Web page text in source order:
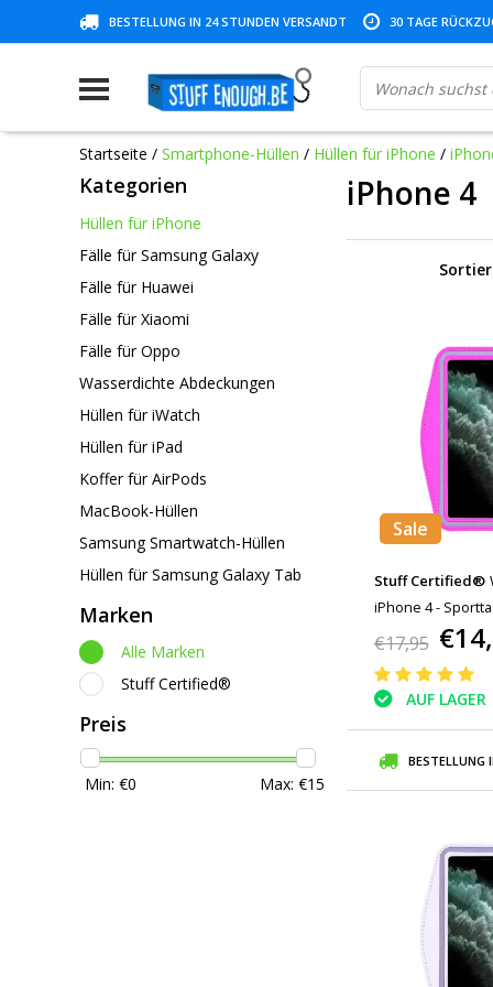
BESTELLUNG IN 24 STUNDEN VERSANDT 30 TAGE
Startseite / Smartphone-Hüllen / Hüllen für iPhone /
Kategorien
Hüllen für iPhone
Fälle für Samsung Galaxy
Fälle für Huawei
Fälle für Xiaomi
Fälle für Oppo
Wasserdichte Abdeckungen
Hüllen für iWatch
Hüllen für iPad
Koffer für AirPods
MacBook-Hüllen
Samsung Smartwatch-Hüllen
Hüllen für Samsung Galaxy Tab
Marken
Alle Marken
Stuff Certified®
Preis
Min: €0 Max: €15
iPhone 4
Sale
Stuff Certified®
iPhone 4 -
Armband
€17,95
AUF LAGER
BESTELLUNG